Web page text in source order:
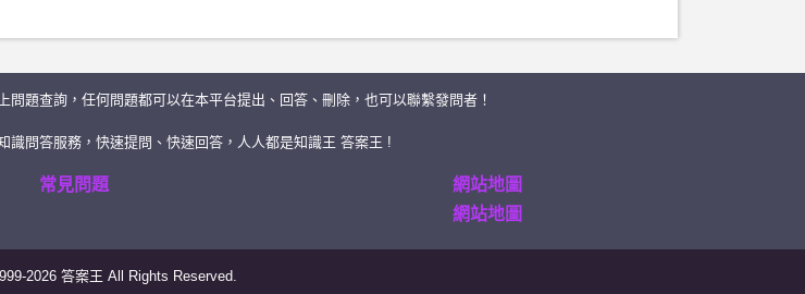
題查詢，任何問題都可以在本平台提出、回答、刪除，也可以聯繫發問者！
識問答服務，快速提問、快速回答，人人都是知識王 答案王 !
常見問題
網站地圖
網站地圖
2026 答案王 All Rights Reserved.